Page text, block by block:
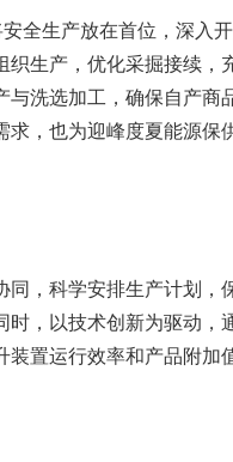
全生产放在首位，深入
生产，优化采掘接续，
洗选加工，确保自产商
，也为迎峰度夏能源保
同，科学安排生产计划，
，以技术创新为驱动，
置运行效率和产品附加